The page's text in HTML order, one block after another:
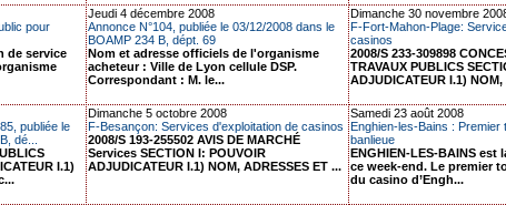
pour
de service
Jeudi 4 décembre 2008
Annonce N°104, publiée le 03/12/2008 dans le
BOAMP 234 B, dépt. 69
Nom et adresse officiels de l'organisme
acheteur : Ville de Lyon cellule DSP.
Correspondant : M. le...
Dimanche 30 novembre
F-Fort-Mahon-Plage:
casinos
2008/S 233-309898
TRAVAUX PUBLICS
ADJUDICATEUR I.1) NOM,
publiée le
dé...
I.1)
Dimanche 5 octobre 2008
F-Besançon: Services d'exploitation de casinos
2008/S 193-255502 AVIS DE MARCHÉ
Services SECTION I: POUVOIR
ADJUDICATEUR I.1) NOM, ADRESSES ET ...
Samedi 23 août 2008
Enghien-les-Bains : Premier
banlieue
ENGHIEN-LES-BAINS est
ce week-end. Le premier
du casino d’Engh...